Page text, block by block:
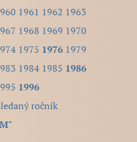
1961 1962 1963
1968 1969 1970
1975 1976 1979
1984 1985 1986
1996
ročník